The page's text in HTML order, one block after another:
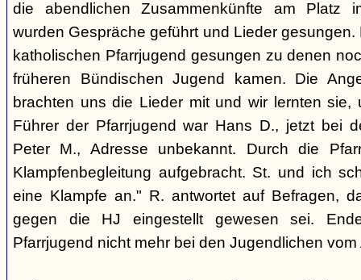
die abendlichen Zusammenkünfte am Platz
wurden Gespräche geführt und Lieder
katholischen Pfarrjugend gesungen zu denen
früheren Bündischen Jugend kamen. Die
brachten uns die Lieder mit und wir lernten sie,
Führer der Pfarrjugend war Hans D., jetzt bei
Peter M., Adresse unbekannt. Durch die
Klampfenbegleitung aufgebracht. St. und ich
eine Klampfe an." R. antwortet auf Befragen,
gegen die HJ eingestellt gewesen sei.
Pfarrjugend nicht mehr bei den Jugendlichen